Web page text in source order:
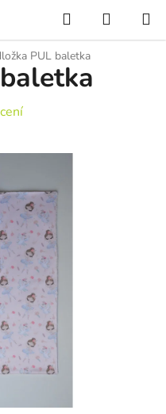
Hledat
KOŠÍK
PUL baletka